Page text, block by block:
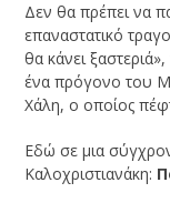
Δεν θα πρέπει να
επαναστατικό
θα κάνει
ένα πρόγονο του
Χάλη, ο οποίος
Εδώ σε μια
Καλοχριστιανάκη: